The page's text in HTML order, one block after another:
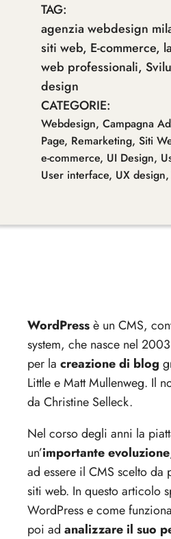
TAG:
agenzia webdesign
siti web, E-commerce,
web professionali,
design
CATEGORIE:
Webdesign, Campagna
Page, Remarketing, Siti
e-commerce, UI Design,
User interface, UX design,
WordPressè un CMS,
system, che nasce nel
per la creazione di blog
Little e Matt Mullenweg. Il
da Christine Selleck.
Nel corso degli anni la
un’importante evoluzione
ad essere il CMS scelto
siti web. In questo articolo
WordPress e come
poi ad analizzare il suo